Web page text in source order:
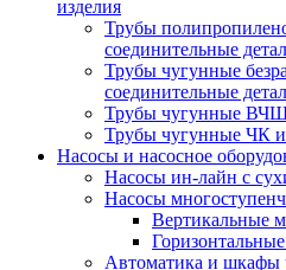
изделия
Трубы
соединительные
Трубы чугунные
соединительные
Трубы чугунные
Трубы чугунные ЧК и
Насосы и насосное
Насосы ин-лайн с
Насосы
Вертикальные
Автоматика и шкафы